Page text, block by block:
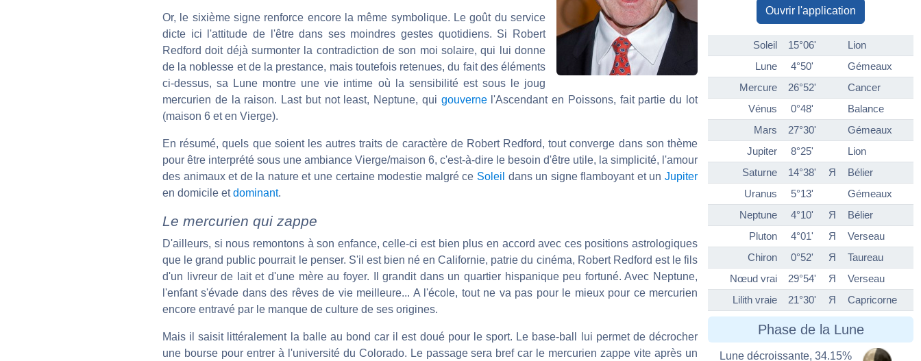
Or, le sixième signe renforce encore la même symbolique. Le goût du service
dicte ici l'attitude de l'être dans ses moindres gestes quotidiens. Si Robert
Redford doit déjà surmonter la contradiction de son moi solaire, qui lui donne
de la noblesse et de la prestance, mais toutefois retenues, du fait des éléments
ci-dessus, sa Lune montre une vie intime où la sensibilité est sous le joug
mercurien de la raison. Last but not least, Neptune, qui gouvernel'Ascendant en Poissons, fait partie du lot
(maison 6 et en Vierge).
En résumé, quels que soient les autres traits de caractère de Robert Redford, tout converge dans son thème
pour être interprété sous une ambiance Vierge/maison 6, c'est-à-dire le besoin d'être utile, la simplicité, l'amour
des animaux et de la nature et une certaine modestie malgré ce Soleil dans un signe flamboyant et unJupiter
en domicile etdominant.
Le mercurien qui zappe
D'ailleurs, si nous remontons à son enfance, celle-ci est bien plus en accord avec ces positions astrologiques
que le grand public pourrait le penser. S'il est bien né en Californie, patrie du cinéma, Robert Redford est le fils
d'un livreur de lait et d'une mère au foyer. Il grandit dans un quartier hispanique peu fortuné. Avec Neptune,
l'enfant s'évade dans des rêves de vie meilleure... A l'école, tout ne va pas pour le mieux pour ce mercurien
encore entravé par le manque de culture de ses origines.
Mais il saisit littéralement la balle au bond car il est doué pour le sport. Le base-ball lui permet de décrocher
une bourse pour entrer à l'université du Colorado. Le passage sera bref car le mercurien zappe vite après un
Ouvrir l'application
Soleil 15°06'
Lion
Lune
4°50'
Gémeaux
Mercure
26°52'
Cancer
Vénus
0°48'
Balance
Mars
27°30'
Gémeaux
Jupiter
8°25'
Lion
Saturne
14°38' Я
Bélier
Uranus
5°13'
Gémeaux
Neptune
4°10' Я
Bélier
Pluton
4°01' Я
Verseau
Chiron
0°52' Я
Taureau
Nœud vrai
29°54' Я
Verseau
Lilith vraie
21°30' Я Capricorne
Phase de la Lune
Lune décroissante, 34.15%